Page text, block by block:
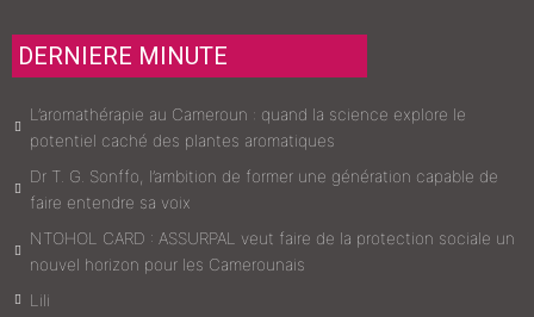
DERNIERE MINUTE
L’aromathérapie au Cameroun : quand la science explore le
potentiel caché des plantes aromatiques
Dr T. G. Sonffo, l’ambition de former une génération capable de
faire entendre sa voix
NTOHOL CARD : ASSURPAL veut faire de la protection sociale un
nouvel horizon pour les Camerounais
Lili